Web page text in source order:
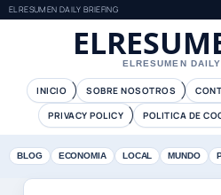
ELRESUMEN DAILY BRIEFING
ELRESUMEN
INICIO SOBRE NOSOTROS
PRIVACY POLICY
POLITICA DE
BLOG ECONOMIA LOCAL MUNDO